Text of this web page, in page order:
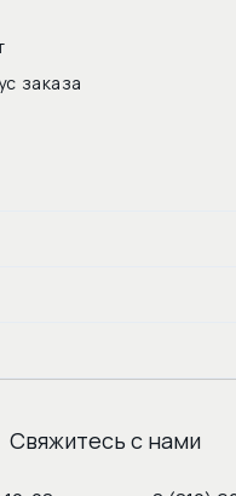
заказа
Свяжитесь с нами